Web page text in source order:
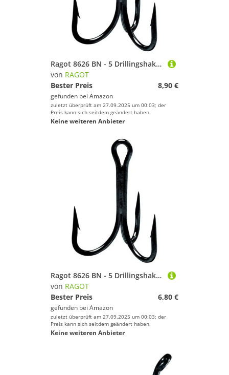
Ragot 8626 BN - 5 Drillingshaken, Größe:Gr. 5/0
von RAGOT
Bester Preis
8,90 €
gefunden bei Amazon
zuletzt überprüft am 27.09.2025 um 00:03; der
Preis kann sich seitdem geändert haben.
Keine weiteren Anbieter
Ragot 8626 BN - 5 Drillingshaken, Größe:Gr. 1/0
von RAGOT
Bester Preis
6,80 €
gefunden bei Amazon
zuletzt überprüft am 27.09.2025 um 00:03; der
Preis kann sich seitdem geändert haben.
Keine weiteren Anbieter